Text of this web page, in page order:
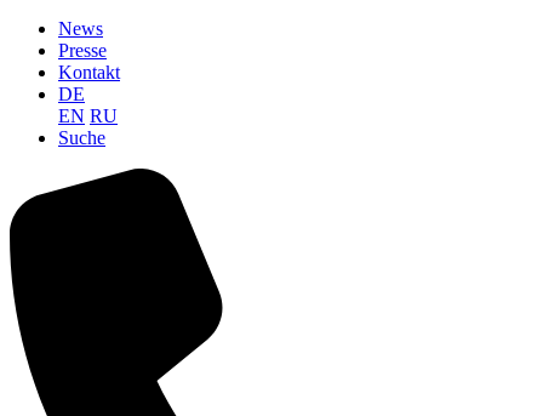
News
Presse
Kontakt
DE
EN RU
Suche